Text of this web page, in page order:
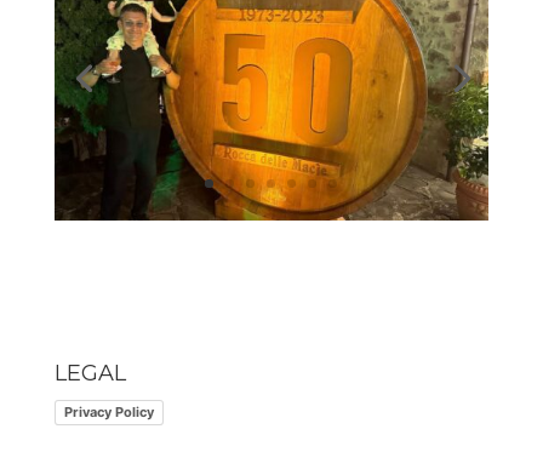
LEGAL
Privacy Policy